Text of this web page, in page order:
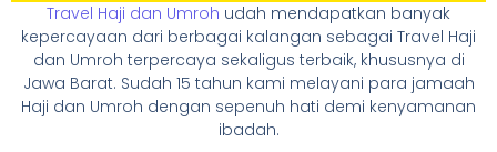
Travel Haji dan Umroh udah mendapatkan banyak
kepercayaan dari berbagai kalangan sebagai Travel Haji
dan Umroh terpercaya sekaligus terbaik, khususnya di
Jawa Barat. Sudah 15 tahun kami melayani para jamaah
Haji dan Umroh dengan sepenuh hati demi kenyamanan
ibadah.